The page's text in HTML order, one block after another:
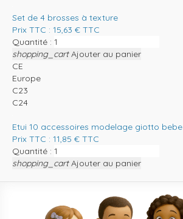
Set de 4 brosses à texture
Prix TTC : 15,63 € TTC
Quantité :
shopping_cart Ajouter au panier
CE
Europe
C23
C24
Etui 10 accessoires modelage giotto bebe
Prix TTC : 11,85 € TTC
Quantité :
shopping_cart Ajouter au panier